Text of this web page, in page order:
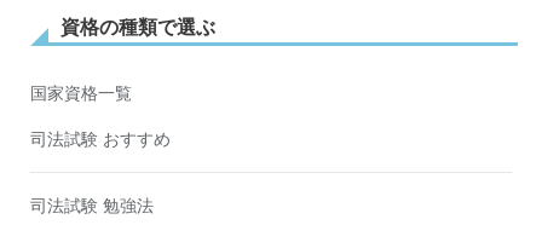
資格の種類で選ぶ
国家資格一覧
司法試験 おすすめ
司法試験 勉強法